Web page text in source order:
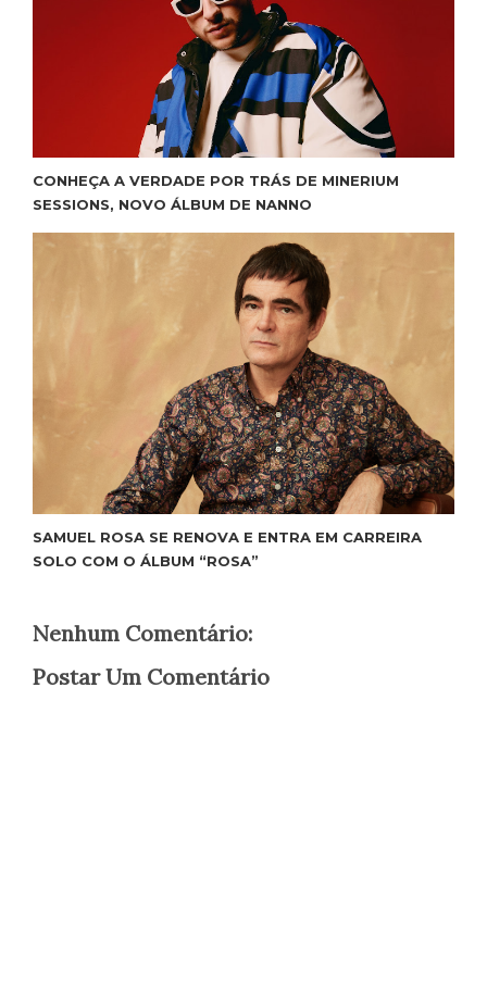
CONHEÇA A VERDADE POR TRÁS DE MINERIUM
SESSIONS, NOVO ÁLBUM DE NANNO
SAMUEL ROSA SE RENOVA E ENTRA EM CARREIRA
SOLO COM O ÁLBUM “ROSA”
Nenhum Comentário:
Postar Um Comentário